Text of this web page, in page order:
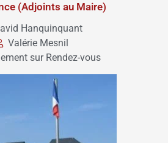
(Adjoints au Maire)
Hanquinquant
Valérie Mesnil
sur Rendez-vous